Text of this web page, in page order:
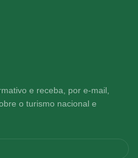
e receba, por e-mail,
o turismo nacional e